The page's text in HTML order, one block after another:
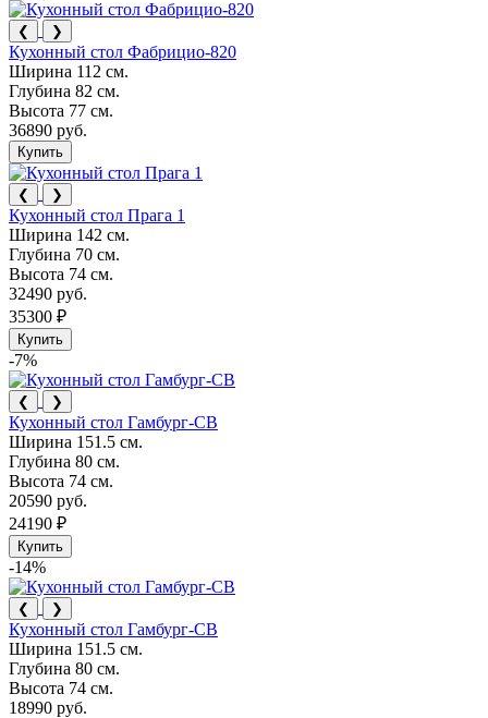
❮ ❯
Кухонный стол Фабрицио-820
Ширина 112 см.
Глубина 82 см.
Высота 77 см.
36890 руб.
Купить
❮ ❯
Кухонный стол Прага 1
Ширина 142 см.
Глубина 70 см.
Высота 74 см.
32490 руб.
35300 ₽
Купить
-7%
❮ ❯
Кухонный стол Гамбург-СВ
Ширина 151.5 см.
Глубина 80 см.
Высота 74 см.
20590 руб.
24190 ₽
Купить
-14%
❮ ❯
Кухонный стол Гамбург-СВ
Ширина 151.5 см.
Глубина 80 см.
Высота 74 см.
18990 руб.